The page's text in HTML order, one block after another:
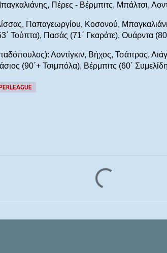
Πέρες - Βέρμπιτς, Μπάλτσι,
Παπαγεωργίου, Κοσονού,
Τούπτα), Πασάς (71΄ Γκαράτε), Ουάρντα
Λοντίγκιν, Βήχος, Τσάπρας,
(90΄+ Τσιμπόλα), Βέρμπιτς (60΄